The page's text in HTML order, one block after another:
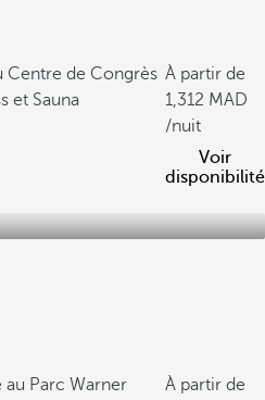
Centre de Congrès
et Sauna
À partir de
1,312
/nuit
Voir
disponibilité
Parc Warner
À partir de